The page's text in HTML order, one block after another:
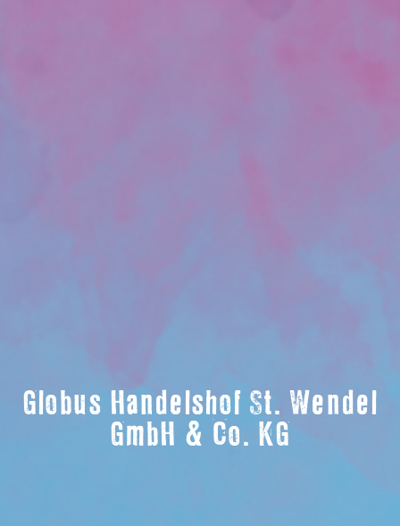
Globus Handelshof St. Wendel
GmbH & Co. KG